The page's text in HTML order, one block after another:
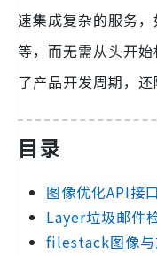
速集成复杂的服务
等，而无需从头开
了产品开发周期，还
目录
图像优化API接
Layer垃圾邮件
filestack图像与